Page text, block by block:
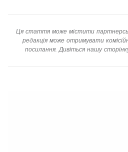
Ця стаття може містити
редакція може отримувати
посилання. Дивіться нашу